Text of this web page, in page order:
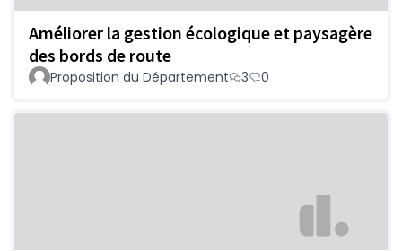
Améliorer la gestion écologique et paysagère
des bords de route
Proposition du Département 3 0